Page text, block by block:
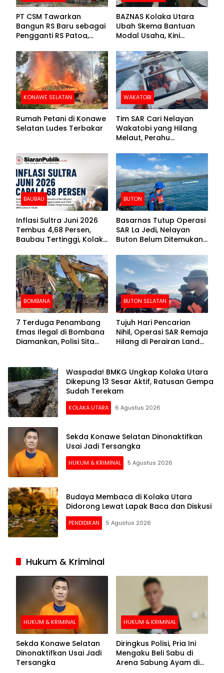
PT CSM Tawarkan
Bangun RS Baru sebagai
Pengganti RS Patoa,
Kolut
BAZNAS Kolaka Utara
Ubah Skema Bantuan
Modal Usaha, Kini
Barang Senilai Rp419,5
Juta
KONAWE SELATAN
Rumah Petani di Konawe
Selatan Ludes Terbakar
WAKATOBI
Tim SAR Cari Nelayan
Wakatobi yang Hilang
Melaut, Perahu
Kemasukan Air
BAUBAU
Inflasi Sultra Juni 2026
Tembus 4,68 Persen,
Baubau Tertinggi, Kolaka
BUTON
Basarnas Tutup Operasi
SAR La Jedi, Nelayan
Buton Belum Ditemukan
BOMBANA
7 Terduga Penambang
Emas Ilegal di Bombana
Diamankan, Polisi Sita
BUTON SELATAN
Tujuh Hari Pencarian
Nihil, Operasi SAR Remaja
Hilang di Perairan Lande
Waspada! BMKG Ungkap Kolaka Utara
Dikepung 13 Sesar Aktif, Ratusan Gempa
Sudah Terekam
KOLAKA UTARA 6 Agustus 2026
Sekda Konawe Selatan Dinonaktifkan
Usai Jadi Tersangka
HUKUM & KRIMINAL 5 Agustus 2026
Budaya Membaca di Kolaka Utara
Didorong Lewat Lapak Baca dan Diskusi
PENDIDIKAN 5 Agustus 2026
Hukum & Kriminal
HUKUM & KRIMINAL
Sekda Konawe Selatan
Dinonaktifkan Usai Jadi
Tersangka
HUKUM & KRIMINAL
Diringkus Polisi, Pria Ini
Mengaku Beli Sabu di
Arena Sabung Ayam di